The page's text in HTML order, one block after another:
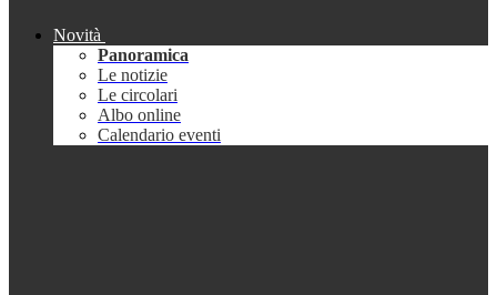
Novità
Panoramica
Le notizie
Le circolari
Albo online
Calendario eventi